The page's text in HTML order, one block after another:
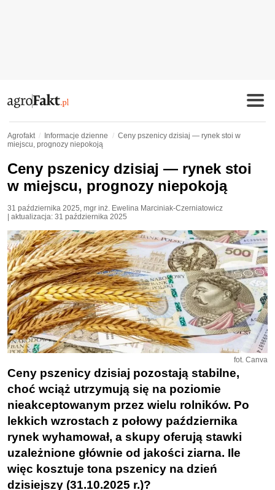
Agrofakt Informacje dzienne
Ceny pszenicy dzisiaj — rynek stoi w
miejscu, prognozy niepokoją
Ceny pszenicy dzisiaj — rynek stoi
w miejscu, prognozy niepokoją
31 października 2025, mgr inż. Ewelina Marciniak-Czerniatowicz
| aktualizacja: 31 października 2025
fot. Canva
Ceny pszenicy dzisiaj pozostają stabilne,
choć wciąż utrzymują się na poziomie
nieakceptowanym przez wielu rolników. Po
lekkich wzrostach z połowy października
rynek wyhamował, a skupy oferują stawki
uzależnione głównie od jakości ziarna. Ile
więc kosztuje tona pszenicy na dzień
dzisiejszy (31.10.2025 r.)?